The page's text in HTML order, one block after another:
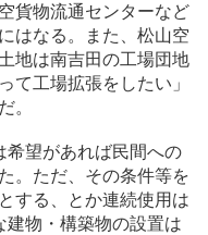
貨物流通センターなど
はなる。また、松山空
地は南吉田の工場団地
て工場拡張をしたい」
。
望があれば民間への
。ただ、その条件等を
する、とか連続使用は
物・構築物の設置は